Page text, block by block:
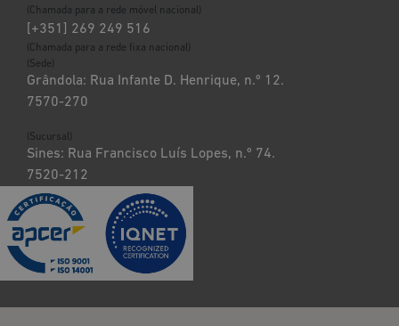
(Chamada para a rede móvel nacional)
[+351] 269 249 516
(Chamada para a rede fixa nacional)
(Sede)
Grândola: Rua Infante D. Henrique, n.º 12.
7570-270
(Sucursal)
Sines: Rua Francisco Luís Lopes, n.º 74.
7520-212